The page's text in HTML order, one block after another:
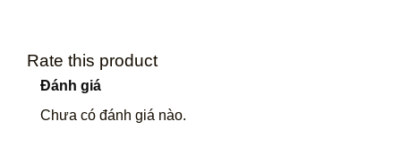
Rate this product
Đánh giá
Chưa có đánh giá nào.